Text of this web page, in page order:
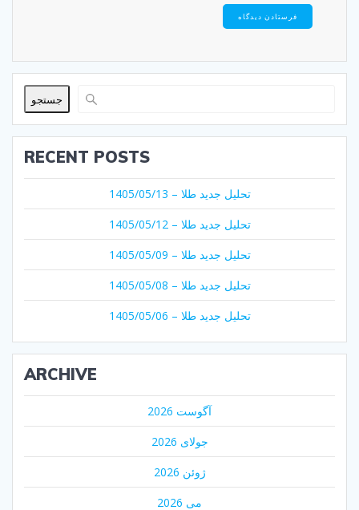
جستجو
RECENT POSTS
تحلیل جدید طلا – 1405/05/13
تحلیل جدید طلا – 1405/05/12
تحلیل جدید طلا – 1405/05/09
تحلیل جدید طلا – 1405/05/08
تحلیل جدید طلا – 1405/05/06
ARCHIVE
آگوست 2026
جولای 2026
ژوئن 2026
می 2026